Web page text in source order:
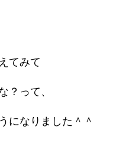
てみて
？って、
になりました＾＾